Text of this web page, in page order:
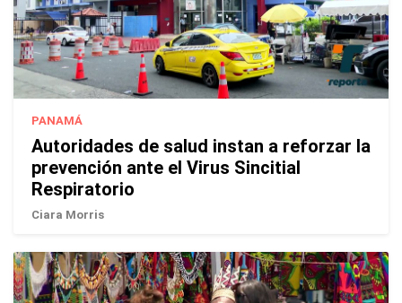
PANAMÁ
Autoridades de salud instan a reforzar la
prevención ante el Virus Sincitial
Respiratorio
Ciara Morris